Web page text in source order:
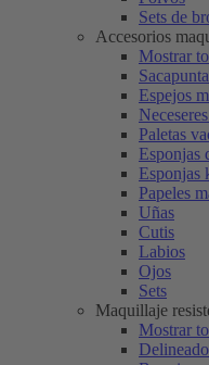
Sets de
Accesorios
Mostrar
Espejos
Paletas
Esponjas
Esponjas
Papeles
Uñas
Cutis
Labios
Ojos
Sets
Maquillaje
Mostrar